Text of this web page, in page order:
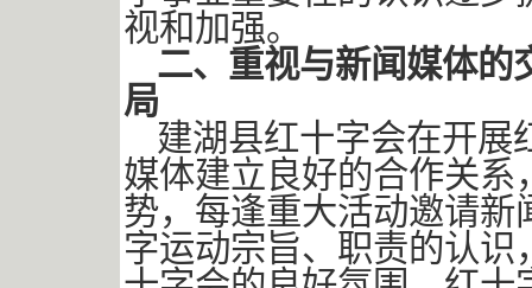
视和加强。
二、重视与新闻媒体的
局
建湖县红十字会在开展
媒体建立良好的合作关
势，每逢重大活动邀请
字运动宗旨、职责的认